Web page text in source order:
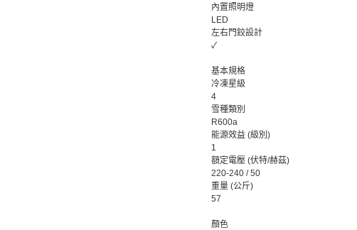
內置照明燈
LED
左右門鉸設計
✓
基本規格
冷凍星級
4
雪種類別
R600a
能源效益 (級別)
1
額定電壓 (伏特/赫茲)
220-240 / 50
重量 (公斤)
57
顏色